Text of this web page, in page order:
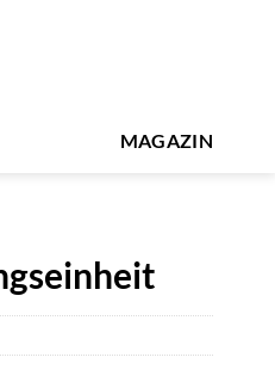
MAGAZIN